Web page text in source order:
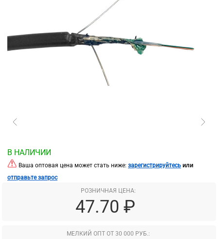
В НАЛИЧИИ
Ваша оптовая цена может стать ниже: зарегистрируйтесь или
отправьте запрос
РОЗНИЧНАЯ ЦЕНА:
47.70 ₽
МЕЛКИЙ ОПТ ОТ 30 000 РУБ.: